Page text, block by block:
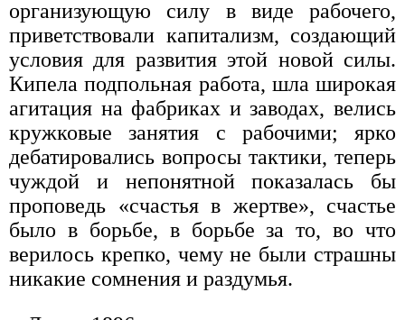
организующую силу в виде рабочего,
приветствовали капитализм, создающий
условия для развития этой новой силы.
Кипела подпольная работа, шла широкая
агитация на фабриках и заводах, велись
кружковые занятия с рабочими; ярко
дебатировались вопросы тактики, теперь
чуждой и непонятной показалась бы
проповедь «счастья в жертве», счастье
было в борьбе, в борьбе за то, во что
верилось крепко, чему не были страшны
никакие сомнения и раздумья.